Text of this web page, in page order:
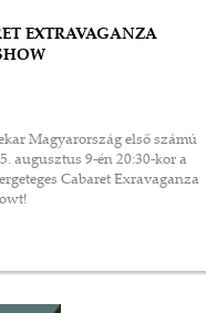
EXTRAVAGANZA
Magyarország első számú
augusztus 9-én 20:30-kor a
Cabaret Exravaganza